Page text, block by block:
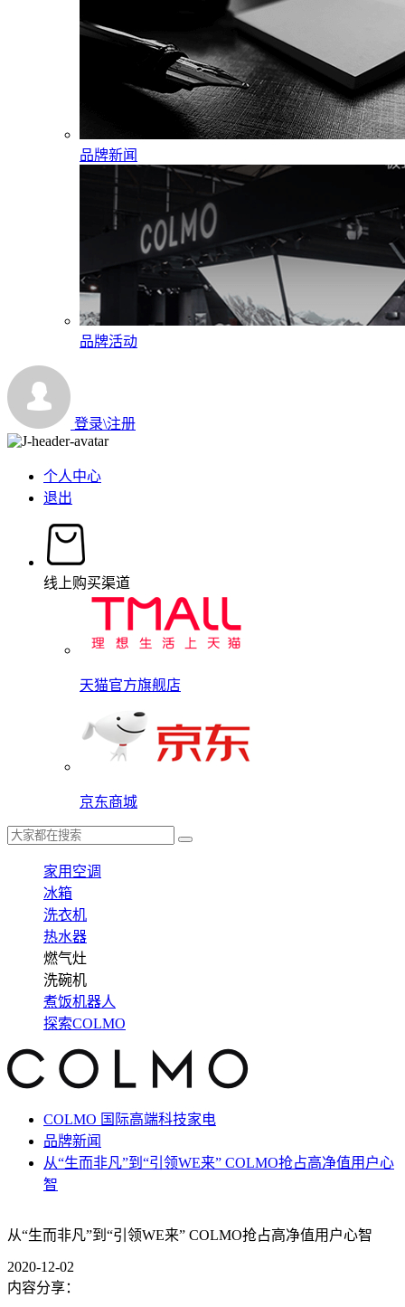
品牌新闻
品牌活动
登录\注册
个人中心
退出
线上购买渠道
天猫官方旗舰店
京东商城
家用空调
冰箱
洗衣机
热水器
燃气灶
洗碗机
煮饭机器人
探索COLMO
COLMO 国际高端科技家电
品牌新闻
从“生而非凡”到“引领WE来” COLMO抢占高净值用户心
智
从“生而非凡”到“引领WE来” COLMO抢占高净值用户心智
2020-12-02
内容分享：